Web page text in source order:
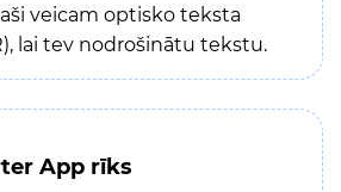
veicam optisko teksta
lai tev nodrošinātu tekstu.
App rīks